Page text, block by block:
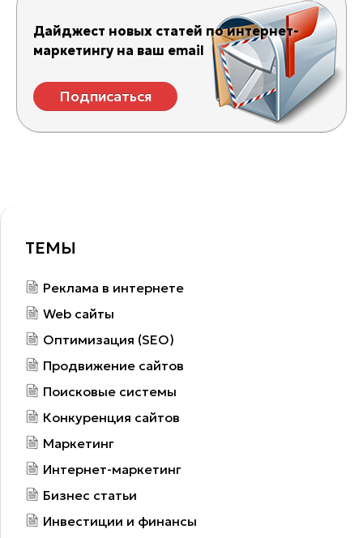
Дайджест новых статей по интернет-
маркетингу на ваш email
Подписаться
ТЕМЫ
Реклама в интернете
Web сайты
Оптимизация (SEO)
Продвижение сайтов
Поисковые системы
Конкуренция сайтов
Маркетинг
Интернет-маркетинг
Бизнес статьи
Инвестиции и финансы